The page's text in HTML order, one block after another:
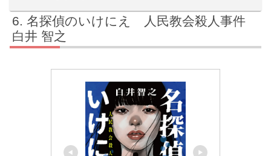
名探偵のいけにえ 人民教会殺人事件
白井 智之